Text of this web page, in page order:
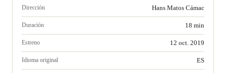
Dirección Hans Matos Cámac
Duración 18 min
Estreno 12 oct. 2019
Idioma original ES